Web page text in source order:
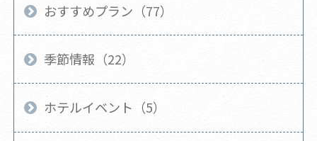
おすすめプラン（77）
季節情報（22）
ホテルイベント（5）